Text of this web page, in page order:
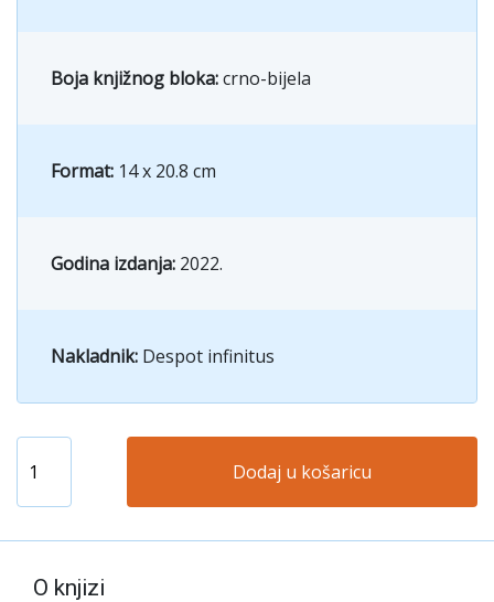
Boja knjižnog bloka:crno-bijela
Format: 14 x 20.8 cm
Godina izdanja: 2022.
Nakladnik: Despot infinitus
Dodaj u košaricu
O knjizi